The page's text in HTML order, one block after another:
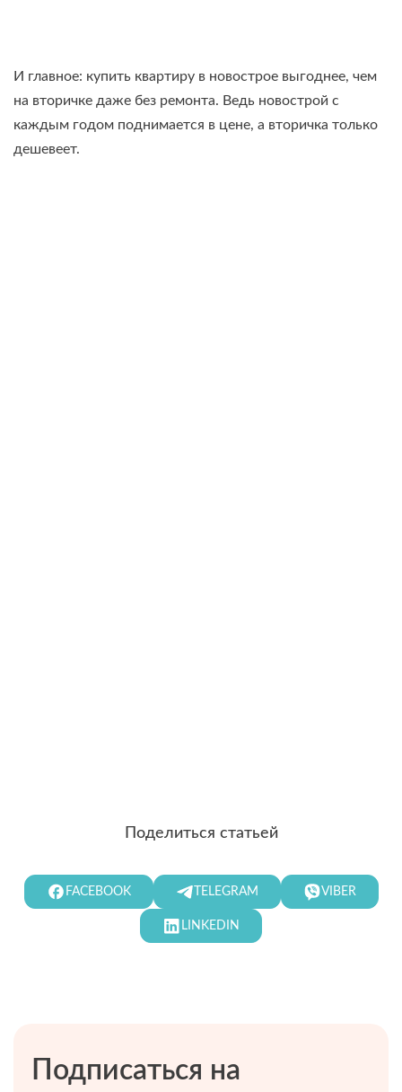
И главное: купить квартиру в новострое выгоднее, чем
на вторичке даже без ремонта. Ведь новострой с
каждым годом поднимается в цене, а вторичка только
дешевеет.
Поделиться статьей
FACEBOOK TELEGRAM VIBER
LINKEDIN
Подписаться на